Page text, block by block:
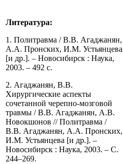
Литература:
1. Политравма / В.В. Агаджанян,
А.А. Пронских, И.М. Устьянцева
[и др.]. – Новосибирск : Наука,
2003. – 492 с.
2. Агаджанян, В.В.
Хирургические аспекты
сочетанной черепно-мозговой
травмы / В.В. Агаджанян, А.В.
Новокшонов // Политравма /
В.В. Агаджанян, А.А. Пронских,
И.М. Устьянцева [и др.]. –
Новосибирск : Наука, 2003. – С.
244–269.